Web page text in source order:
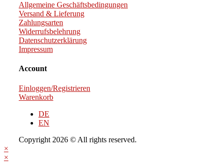
Allgemeine Geschäftsbedingungen
Versand & Lieferung
Zahlungsarten
Widerrufsbelehrung
Datenschutzerklärung
Impressum
Account
Einloggen/Registrieren
Warenkorb
DE
EN
Copyright 2026 © All rights reserved.
×
×